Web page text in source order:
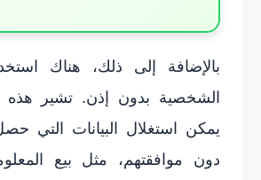
بالإضافة إلى ذلك، هناك
الشخصية بدون إذن. تشير هذه
يمكن استغلال البيانات التي
دون موافقتهم، مثل بيع